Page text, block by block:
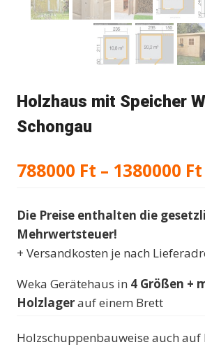
Holzhaus mit Speicher
Schongau
788000 Ft – 1380000 Ft
Die Preise enthalten die
Mehrwertsteuer!
+ Versandkosten je nach
Weka Gerätehaus in 4 Größen +
Holzlagerauf einem Brett
Holzschuppenbauweise auch auf